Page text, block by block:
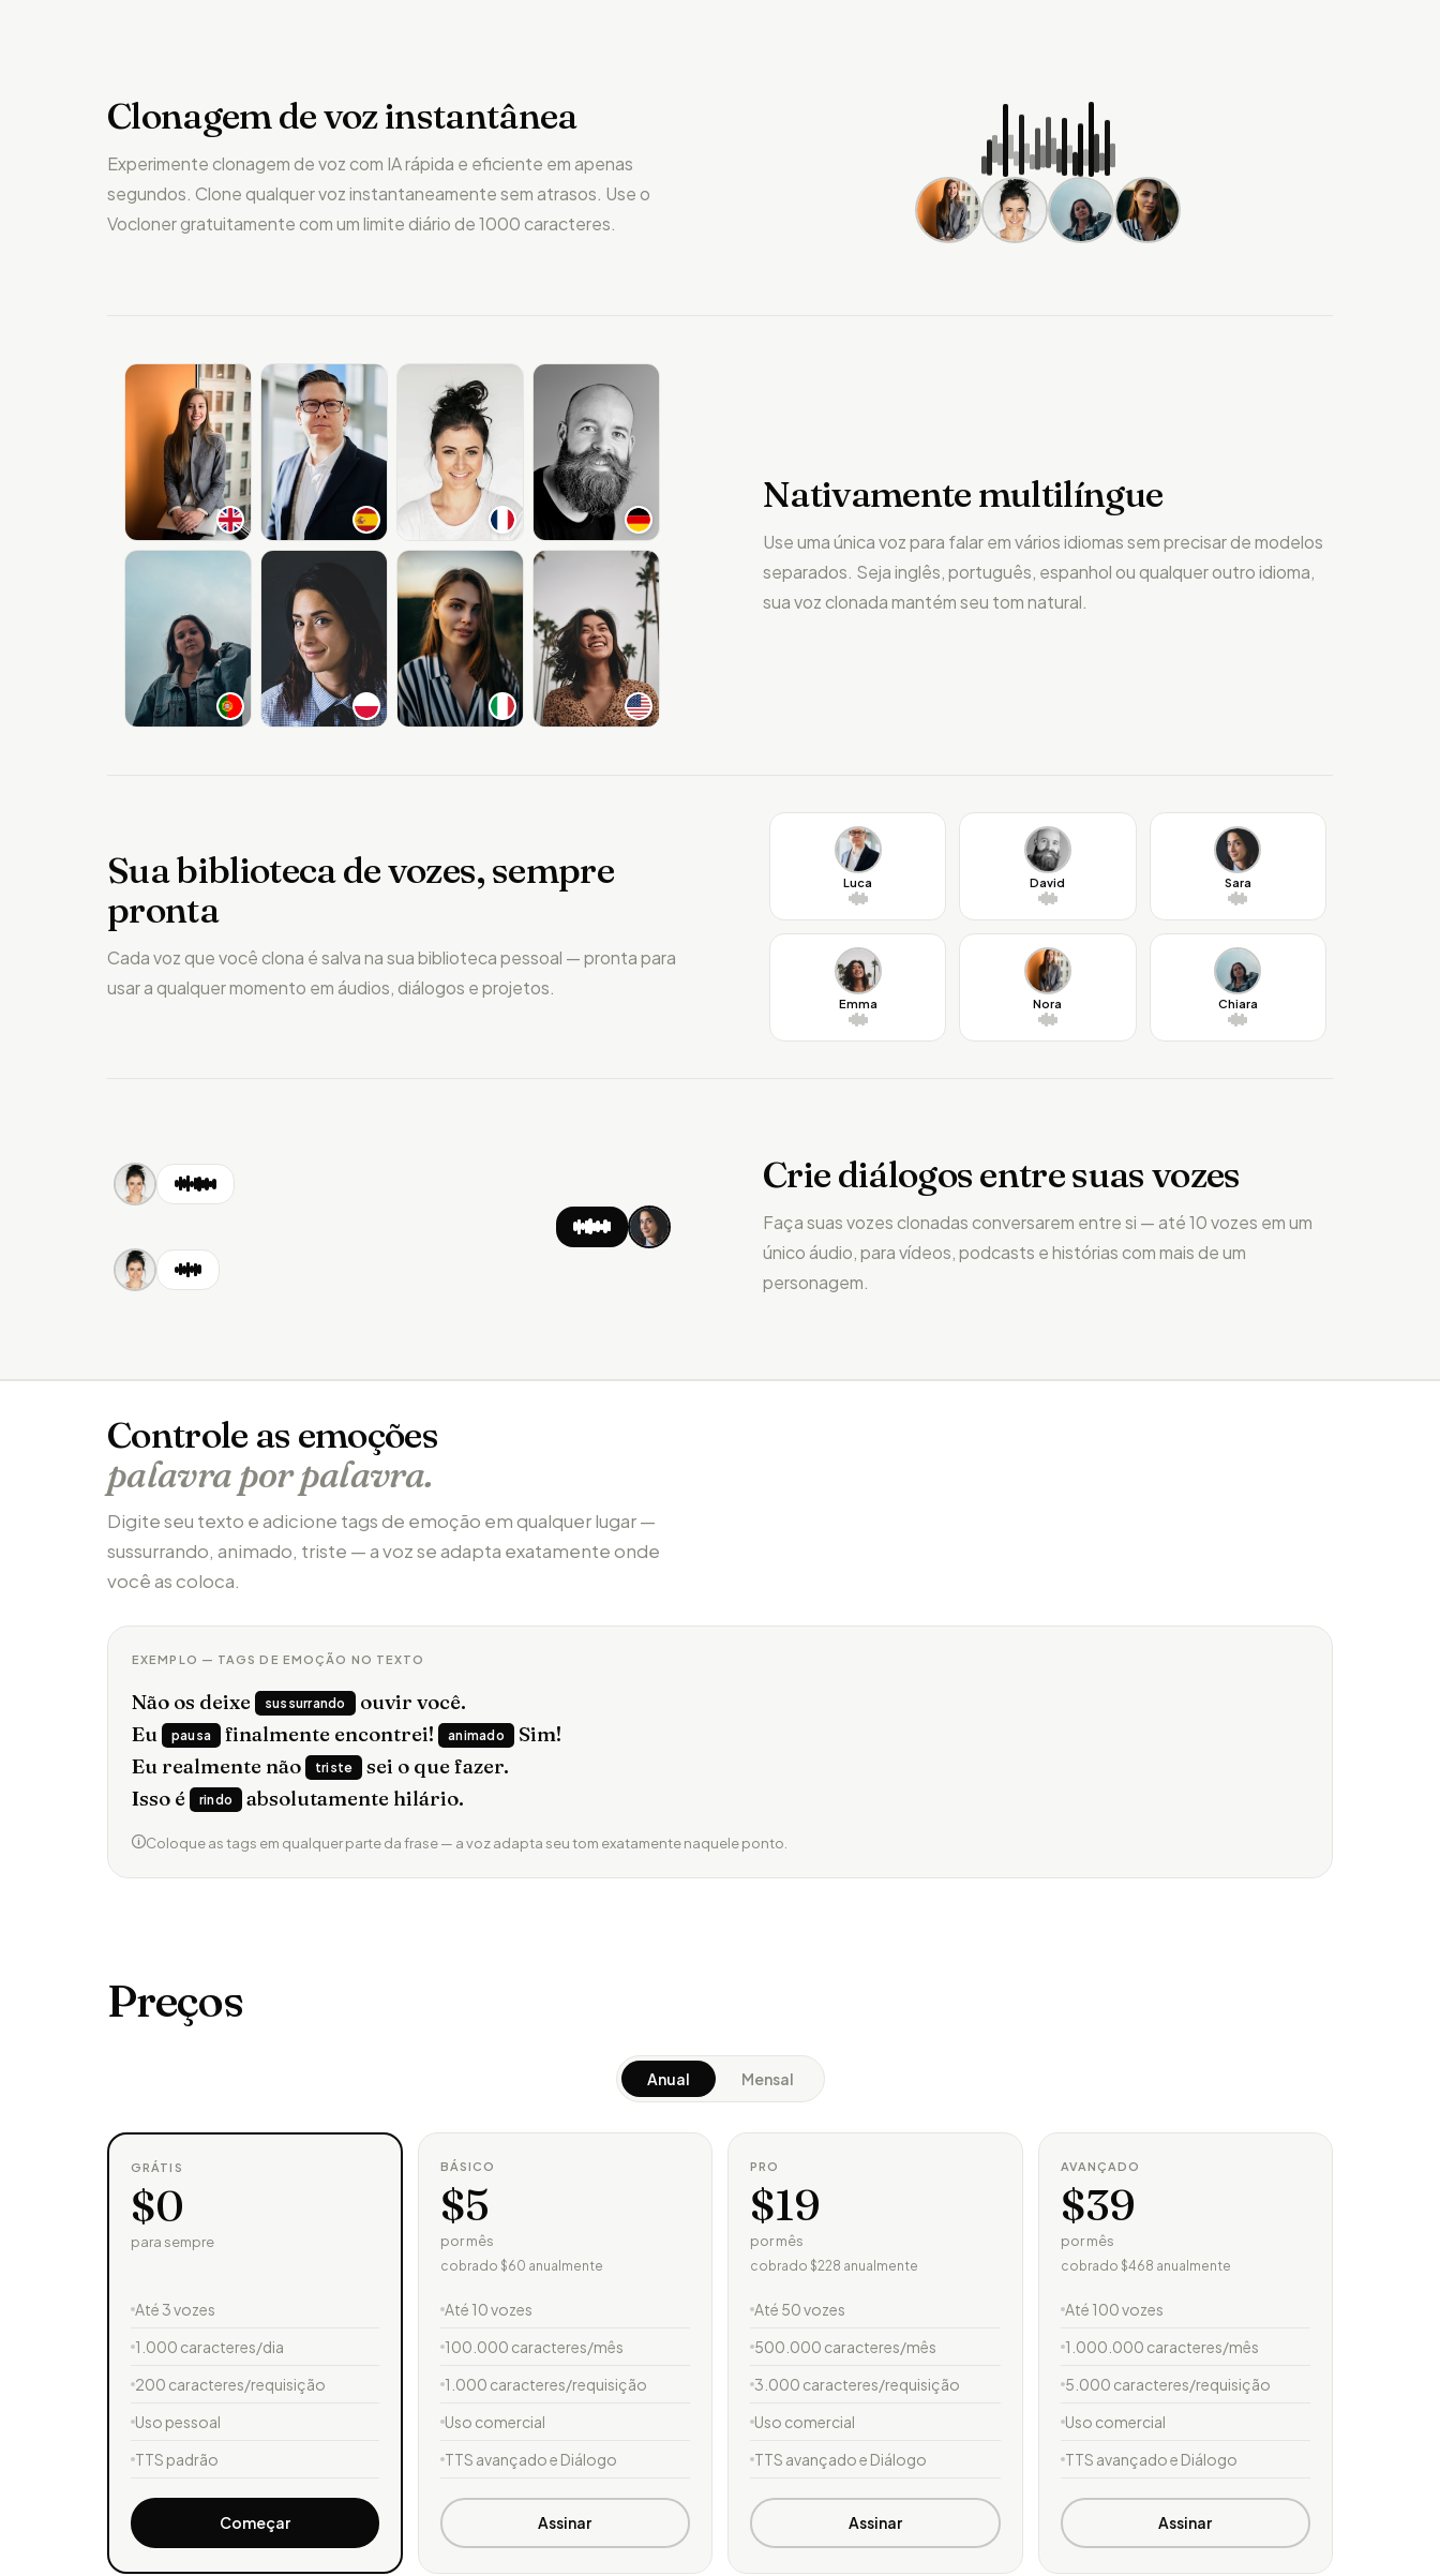
Clonagem de voz instantânea
Experimente clonagem de voz com IA rápida e eficiente em apenas
segundos. Clone qualquer voz instantaneamente sem atrasos. Use o
Vocloner gratuitamente com um limite diário de 1000 caracteres.
Nativamente multilíngue
Use uma única voz para falar em vários idiomas sem precisar de modelos
separados. Seja inglês, português, espanhol ou qualquer outro idioma,
sua voz clonada mantém seu tom natural.
Sua biblioteca de vozes, sempre
pronta
Cada voz que você clona é salva na sua biblioteca pessoal — pronta para
usar a qualquer momento em áudios, diálogos e projetos.
Luca David Sara
Emma Nora Chiara
Crie diálogos entre suas vozes
Faça suas vozes clonadas conversarem entre si — até 10 vozes em um
único áudio, para vídeos, podcasts e histórias com mais de um
personagem.
Controle as emoções
palavra por palavra.
Digite seu texto e adicione tags de emoção em qualquer lugar —
sussurrando, animado, triste — a voz se adapta exatamente onde
você as coloca.
EXEMPLO — TAGS DE EMOÇÃO NO TEXTO
Não os deixe sussurrando
ouvir você.
Eu
pausa finalmente encontrei! animado
Sim!
Eu realmente não
triste
sei o que fazer.
Isso é
rindo absolutamente hilário.
Coloque as tags em qualquer parte da frase — a voz adapta seu tom exatamente naquele ponto.
Preços
Anual Mensal
GRÁTIS
$0
para sempre
Até 3 vozes
1.000 caracteres/dia
200 caracteres/requisição
Uso pessoal
TTS padrão
Começar
BÁSICO
$5
por mês
cobrado $60 anualmente
Até 10 vozes
100.000 caracteres/mês
1.000 caracteres/requisição
Uso comercial
TTS avançado e Diálogo
Assinar
PRO
$19
por mês
cobrado $228 anualmente
Até 50 vozes
500.000 caracteres/mês
3.000 caracteres/requisição
Uso comercial
TTS avançado e Diálogo
Assinar
AVANÇADO
$39
por mês
cobrado $468 anualmente
Até 100 vozes
1.000.000 caracteres/mês
5.000 caracteres/requisição
Uso comercial
TTS avançado e Diálogo
Assinar